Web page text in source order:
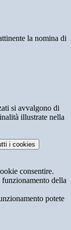
la nomina di
si avvalgono di
illustrate nella
i cookies
consentire.
della
potete